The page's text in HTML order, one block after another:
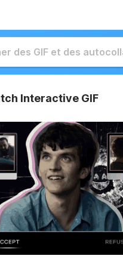
Interactive GIF